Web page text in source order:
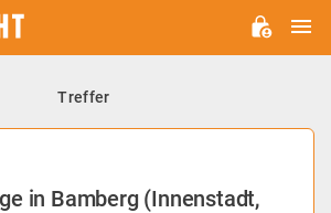
Treffer
in Bamberg (Innenstadt,